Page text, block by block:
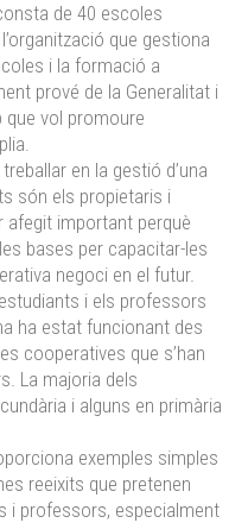
de 40 escoles
que gestiona
i la formació a
prové de la Generalitat i
vol promoure
en la gestió d’una
són els propietaris i
afegit important perquè
bases per capacitar-les
negoci en el futur.
i els professors
ha estat funcionant des
cooperatives que s’han
La majoria dels
i alguns en primària
exemples simples
reeixits que pretenen
i professors, especialment